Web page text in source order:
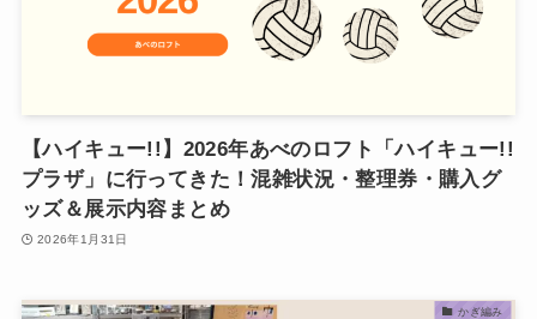
【ハイキュー!!】2026年あべのロフト「ハイキュー!!
プラザ」に行ってきた！混雑状況・整理券・購入グ
ッズ＆展示内容まとめ
2026年1月31日
かぎ編み